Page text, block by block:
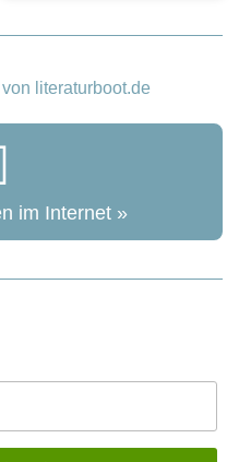
im Internet »